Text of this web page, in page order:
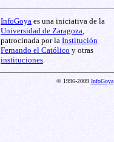
InfoGoya es una iniciativa de la
Universidad de Zaragoza
patrocinada por la Institución
Fernando el Católico y otras
instituciones
© 1996-2009 InfoGoya.